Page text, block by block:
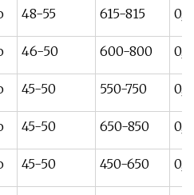
48-55 615-815
46-50 600-800
45-50 550-750
45-50 650-850
45-50 450-650